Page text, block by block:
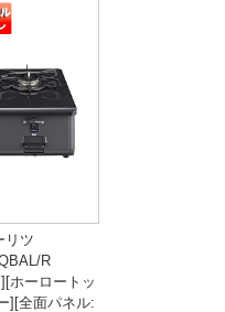
リツ
R
ホーロートッ
][全面パネル: